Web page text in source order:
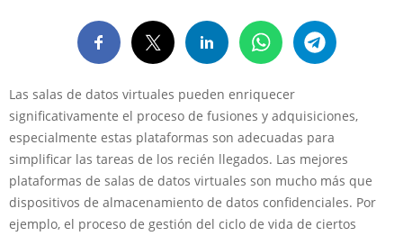
Las salas de datos virtuales pueden enriquecer
significativamente el proceso de fusiones y adquisiciones,
especialmente estas plataformas son adecuadas para
simplificar las tareas de los recién llegados. Las mejores
plataformas de salas de datos virtuales son mucho más que
dispositivos de almacenamiento de datos confidenciales. Por
ejemplo, el proceso de gestión del ciclo de vida de ciertos